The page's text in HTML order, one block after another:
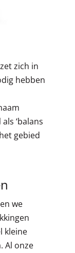
zich in
hebben
‘balans
gebied
we
kleine
Al onze